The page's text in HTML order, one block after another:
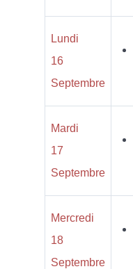
Lundi
16
Septembre
Mardi
17
Septembre
Mercredi
18
Septembre